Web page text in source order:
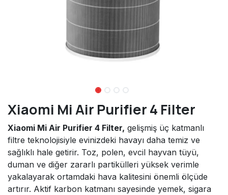
Xiaomi Mi Air Purifier 4 Filter
Xiaomi Mi Air Purifier 4 Filter, gelişmiş üç katmanlı
filtre teknolojisiyle evinizdeki havayı daha temiz ve
sağlıklı hale getirir. Toz, polen, evcil hayvan tüyü,
duman ve diğer zararlı partikülleri yüksek verimle
yakalayarak ortamdaki hava kalitesini önemli ölçüde
artırır. Aktif karbon katmanı sayesinde yemek, sigara